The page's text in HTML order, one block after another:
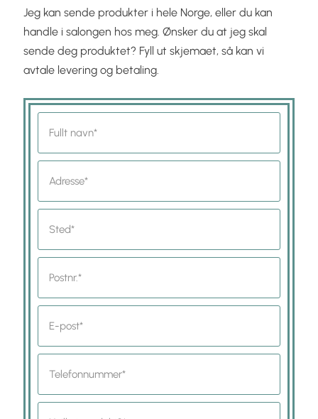
Jeg kan sende produkter i hele Norge, eller du kan
handle i salongen hos meg. Ønsker du at jeg skal
sende deg produktet? Fyll ut skjemaet, så kan vi
avtale levering og betaling.